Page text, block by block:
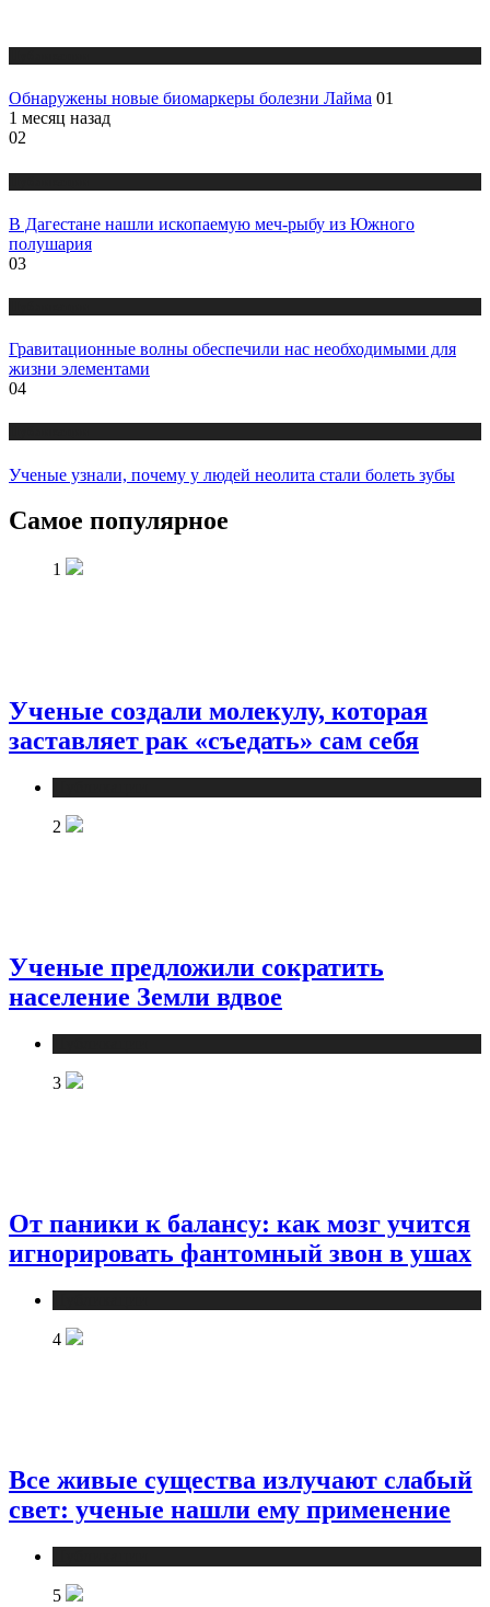
Обнаружены новые биомаркеры болезни Лайма 01
1 месяц назад
02
В Дагестане нашли ископаемую меч-рыбу из Южного
полушария
03
Гравитационные волны обеспечили нас необходимыми для
жизни элементами
04
Ученые узнали, почему у людей неолита стали болеть зубы
Самое популярное
1
Ученые создали молекулу, которая
заставляет рак «съедать» сам себя
2
Ученые предложили сократить
население Земли вдвое
3
От паники к балансу: как мозг учится
игнорировать фантомный звон в ушах
4
Все живые существа излучают слабый
свет: ученые нашли ему применение
5